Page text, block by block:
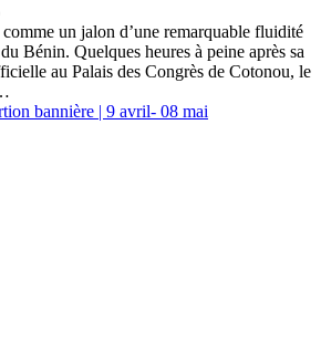
un jalon d’une remarquable fluidité
Bénin. Quelques heures à peine après sa
au Palais des Congrès de Cotonou, le